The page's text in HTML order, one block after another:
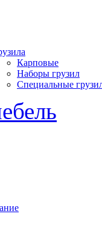
Карповые
Наборы грузил
Специальные